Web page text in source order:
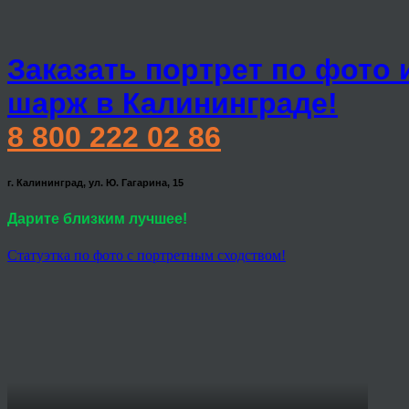
Заказать портрет по фото
шарж в Калининграде!
8 800 222 02 86
г. Калининград, ул. Ю. Гагарина, 15
Дарите близким лучшее!
Статуэтка по фото с портретным сходством!